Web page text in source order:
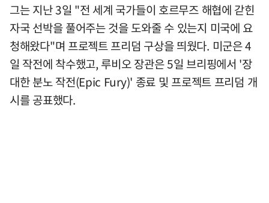
그는 지난 3일 "전 세계 국가들이 호르무즈 해협에 갇힌
자국 선박을 풀어주는 것을 도와줄 수 있는지 미국에 요
청해왔다"며 프로젝트 프리덤 구상을 띄웠다. 미군은 4
일 작전에 착수했고, 루비오 장관은 5일 브리핑에서 '장
대한 분노 작전(Epic Fury)' 종료 및 프로젝트 프리덤 개
시를 공표했다.